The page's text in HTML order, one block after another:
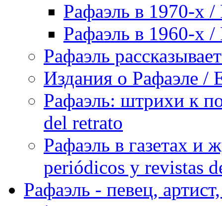
Рафаэль в 1970-х /
Рафаэль в 1960-х /
Рафаэль
Издания о Рафаэле /
Рафаэль: штрихи к
del retrato
Рафаэль в газетах и
periódicos y revistas
Рафаэль - певец,